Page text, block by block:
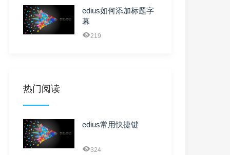
edius如何添加标题字
幕
219
热门阅读
edius常用快捷键
324